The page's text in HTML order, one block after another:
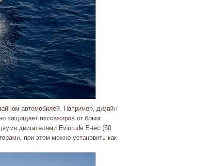
автомобилей. Например, дизайн
защищает пассажиров от брызг.
двигателями Evinrude E-tec (50
при этом можно установить как